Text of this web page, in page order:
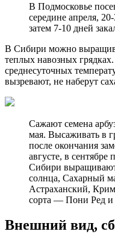
В Подмосковье
середине апреля,
затем 7-10 дней
В Сибири можно
теплых навозных
среднесуточных
вызревают, не наберут
Сажают семена
мая. Высаживать в
после окончания
августе, в
Сибири
солнца, Сахарный
Астраханский,
сорта — Пони Ред и
Внешний вид,